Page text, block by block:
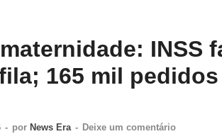
INSS
165 mil
- por News Era - Deixe um comentário